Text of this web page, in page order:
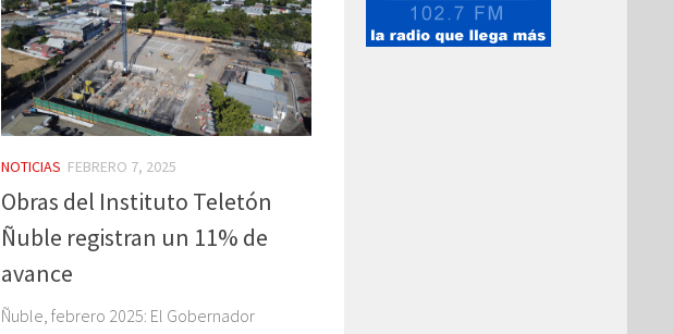
NOTICIAS FEBRERO 7, 2025
Obras del Instituto Teletón
Ñuble registran un 11% de
avance
Ñuble, febrero 2025: El Gobernador